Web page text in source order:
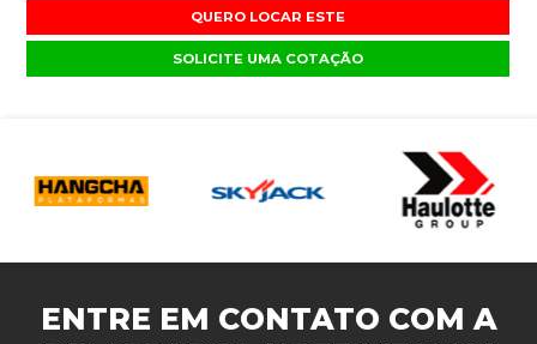
QUERO LOCAR ESTE
SOLICITE UMA COTAÇÃO
ENTRE EM CONTATO COM A